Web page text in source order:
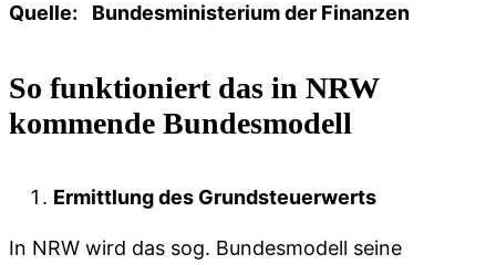
Quelle: Bundesministerium der Finanzen
So funktioniert das in NRW
kommende Bundesmodell
Ermittlung des Grundsteuerwerts
In NRW wird das sog. Bundesmodell seine